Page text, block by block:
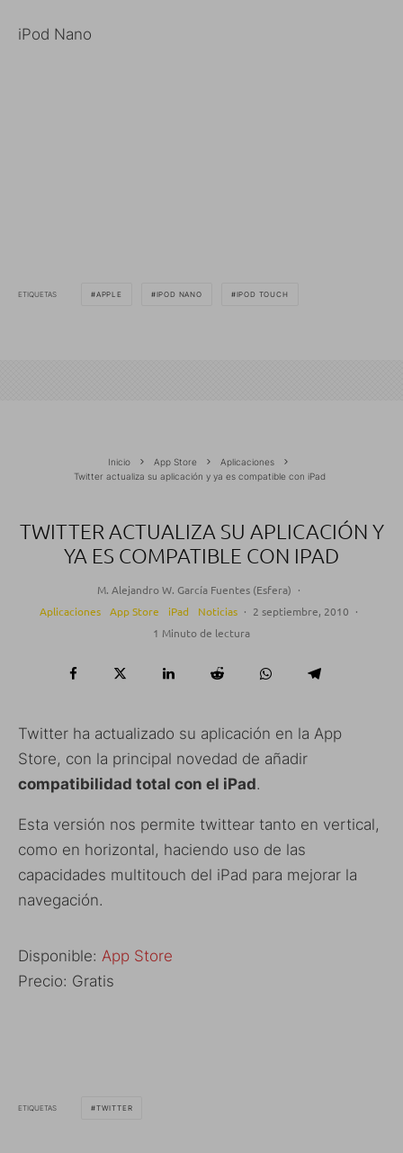
iPod Nano
ETIQUETAS APPLE IPOD NANO IPOD TOUCH
Inicio App Store
Aplicaciones
Twitter actualiza su aplicación y ya es compatible con iPad
TWITTER ACTUALIZA SU APLICACIÓN Y
YA ES COMPATIBLE CON IPAD
M. Alejandro W. García Fuentes (Esfera) ·
Aplicaciones
App Store iPad Noticias · 2 septiembre, 2010 ·
1 Minuto de lectura
Twitter ha actualizado su aplicación en la App
Store, con la principal novedad de añadir
compatibilidad total con el iPad.
Esta versión nos permite twittear tanto en vertical,
como en horizontal, haciendo uso de las
capacidades multitouch del iPad para mejorar la
navegación.
Disponible: App Store
Precio: Gratis
ETIQUETAS TWITTER